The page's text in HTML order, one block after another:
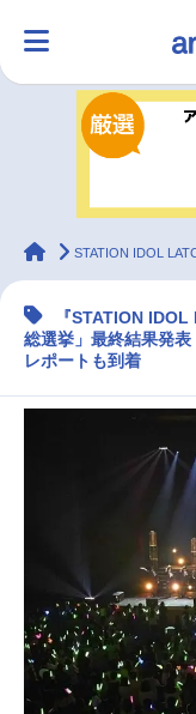
ラ
ラジオ み
マンガ・ラノベ ゲー
アニメ映画一覧
今期アニメ曜日別一覧
春アニメ
animateTimes
STATION IDOL
『STATION
総選挙」最終結果発
レポートも到着